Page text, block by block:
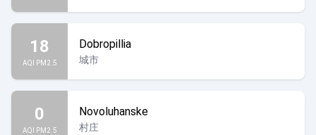
18
AQI PM2.5
Dobropillia
城市
0
AQI PM2.5
Novoluhanske
村庄